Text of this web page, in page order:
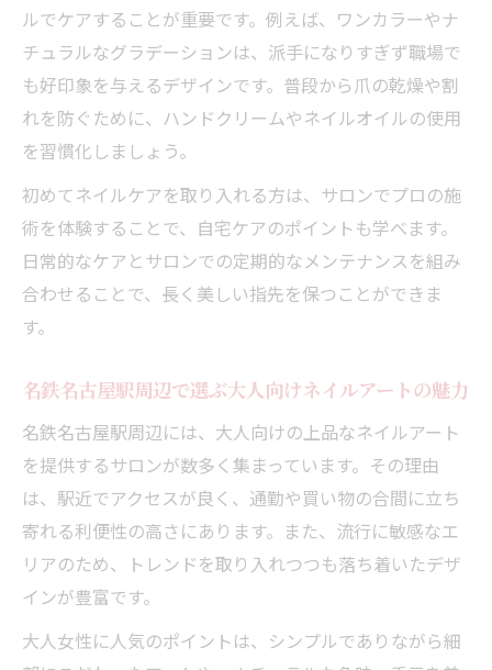
毎日使える大人可愛いアートの取り入れ方
上質ネイルを求めるなら大人の身だしなみケア
大人の身だしなみネイルケアで長持ちフォ
ルムを実現
名古屋駅周辺で見つかる上質ネイルアート
の特徴
自爪を育てる大人女性のためのネイルケア
方法
毎日輝く指先を保つためのケアの習慣とは
毎日に華を添える名鉄名古屋駅近ネイル体験
大人の身だしなみネイルケアで日常に上質
な輝きを
仕事帰りに通いやすいネイルケアのポイン
シーンを選ばない大人ネイルの楽しみ方と
ルでケアすることが重要です。例えば、ワンカラーやナ
チュラルなグラデーションは、派手になりすぎず職場で
も好印象を与えるデザインです。普段から爪の乾燥や割
れを防ぐために、ハンドクリームやネイルオイルの使用
を習慣化しましょう。
初めてネイルケアを取り入れる方は、サロンでプロの施
術を体験することで、自宅ケアのポイントも学べます。
日常的なケアとサロンでの定期的なメンテナンスを組み
合わせることで、長く美しい指先を保つことができま
す。
名鉄名古屋駅周辺で選ぶ大人向けネイルアートの魅力
名鉄名古屋駅周辺には、大人向けの上品なネイルアート
を提供するサロンが数多く集まっています。その理由
は、駅近でアクセスが良く、通勤や買い物の合間に立ち
寄れる利便性の高さにあります。また、流行に敏感なエ
リアのため、トレンドを取り入れつつも落ち着いたデザ
インが豊富です。
大人女性に人気のポイントは、シンプルでありながら細